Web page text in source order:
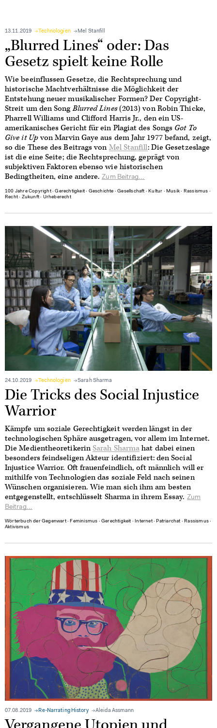
13.11.2019 Technologien Mel Stanfill
„Blurred Lines“ oder: Das
Gesetz spielt keine Rolle
Wie beeinflussen Gesetze, die Rechtsprechung und
historische Machtverhältnisse die Möglichkeit der
Entstehung neuer musikalischer Formen? Der Copyright-
Streit um den SongBlurred Lines(2013) von Robin Thicke,
Pharrell Williams und Clifford Harris Jr., den ein US-
amerikanisches Gericht für ein Plagiat des Songs Got To
Give it Upvon Marvin Gaye aus dem Jahr 1977 befand, zeigt,
so die These des Beitrags von Mel Stanfill: Die Gesetzeslage
ist die eine Seite; die Rechtsprechung, geprägt von
subjektiven Faktoren ebenso wie historischen
Bedingtheiten, eine andere.Zum Beitrag...
100 Jahre Copyright∙Gerechtigkeit ∙ Geschichte ∙Gesellschaft ∙ Kultur ∙ Musik ∙ Rassismus ∙
Recht ∙ Zukunft ∙ Urheberecht
24.10.2019 Technologien Sarah Sharma
Die Tricks des Social Injustice
Warrior
Kämpfe um soziale Gerechtigkeit werden längst in der
technologischen Sphäre ausgetragen, vor allem im Internet.
Die Medientheoretikerin Sarah Sharmahat dabei einen
besonders feindseligen Akteur identifiziert: den Social
Injustice Warrior. Oft frauenfeindlich, oft männlich will er
mithilfe von Technologien das soziale Feld nach seinen
Wünschen organisieren. Wie man sich ihm am besten
entgegenstellt, entschlüsselt Sharma in ihrem Essay. Zum
Beitrag...
Wörterbuch der Gegenwart∙ Feminismus ∙Gerechtigkeit ∙ Internet∙ Patriarchat ∙ Rassismus ∙
Aktivismus
07.08.2019 Re-Narrating History Aleida Assmann